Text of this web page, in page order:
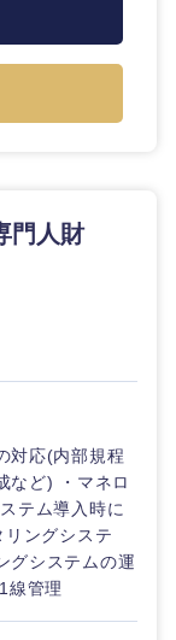
門人財
対応(内部規程
など) ・マネロ
テム導入時に
ングシステ
グシステムの運
線管理